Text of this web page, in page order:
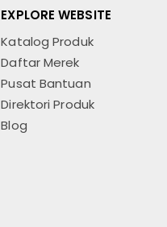
EXPLORE WEBSITE
Katalog Produk
Daftar Merek
Pusat Bantuan
Direktori Produk
Blog